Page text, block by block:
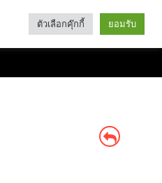
Categories
ตัวเลือกคุ๊กกี้ ยอมรับ